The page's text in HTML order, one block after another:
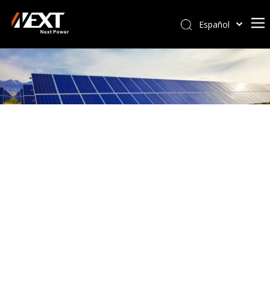
Español
Kiswahili
ไทย
Italiano